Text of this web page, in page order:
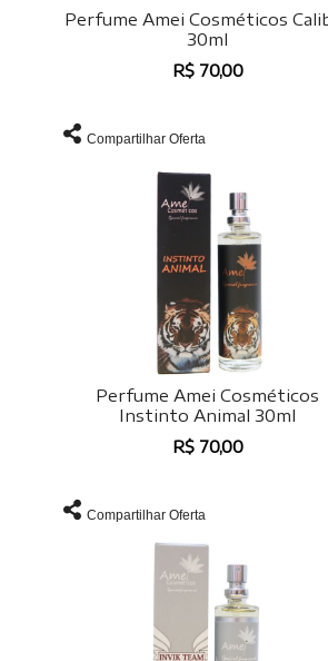
Perfume Amei Cosméticos
30ml
R$ 70,00
Compartilhar Oferta
Perfume Amei Cosméticos
Instinto Animal 30ml
R$ 70,00
Compartilhar Oferta